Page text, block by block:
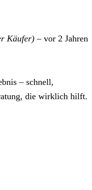
Käufer) – vor 2 Jahren
– schnell,
die wirklich hilft.